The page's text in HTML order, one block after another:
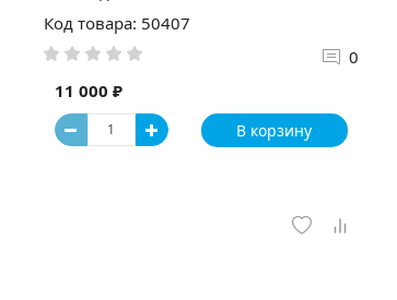
Код товара: 50407
0
11 000 ₽
В корзину